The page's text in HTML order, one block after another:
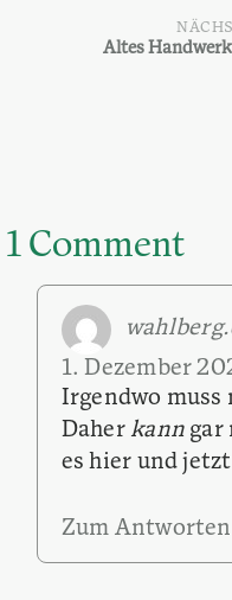
Altes
1 Comment
1. Dezember
Irgendwo muss
Daher kann gar
es hier und
Zum